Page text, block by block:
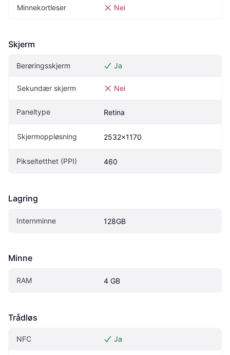
Minnekortleser Nei
Skjerm
Berøringsskjerm Ja
Sekundær skjerm Nei
Paneltype Retina
Skjermoppløsning 2532x1170
Pikseltetthet (PPI) 460
Lagring
Internminne 128GB
Minne
RAM 4 GB
Trådløs
NFC Ja